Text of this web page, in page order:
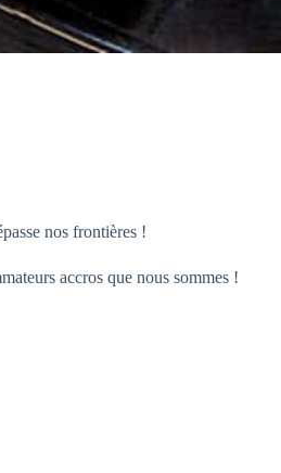
nos frontières !
accros que nous sommes !